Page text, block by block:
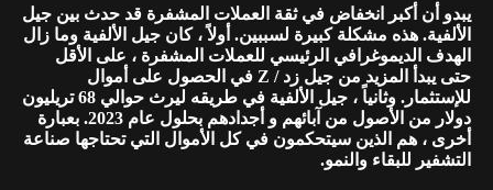
يبدو أن أكبر انخفاض في ثقة العملات المشفرة قد حدث بين جيل
الألفية. هذه مشكلة كبيرة لسببين. أولاً ، كان جيل الألفية وما زال
الهدف الديموغرافي الرئيسي للعملات المشفرة ، على الأقل
حتى يبدأ المزيد من جيل زد / Z في الحصول على أموال
للإستثمار. وثانياً ، جيل الألفية في طريقه ليرث حوالي 68 تريليون
دولار من الأصول من آبائهم و أجدادهم بحلول عام 2023. بعبارة
أخرى ، هم الذين سيتحكمون في كل الأموال التي تحتاجها صناعة
التشفير للبقاء والنمو.